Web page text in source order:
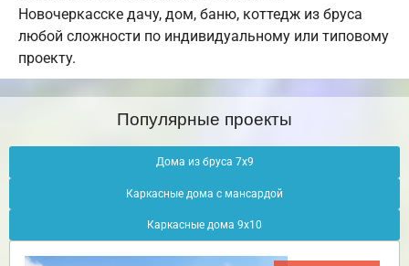
Новочеркасске дачу, дом, баню, коттедж из бруса
любой сложности по индивидуальному или типовому
проекту.
Популярные проекты
Дома из бруса 7х9
Каркасные дома с мансардой
Каркасные дома 9х10